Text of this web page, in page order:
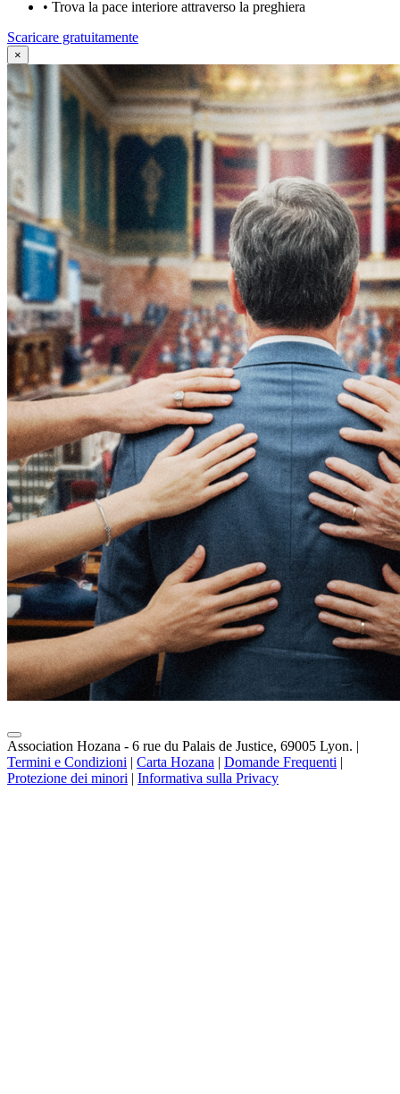
• Trova la pace interiore attraverso la preghiera
Scaricare gratuitamente
×
Association Hozana - 6 rue du Palais de Justice, 69005 Lyon. |
Termini e Condizioni | Carta Hozana | Domande Frequenti |
Protezione dei minori | Informativa sulla Privacy